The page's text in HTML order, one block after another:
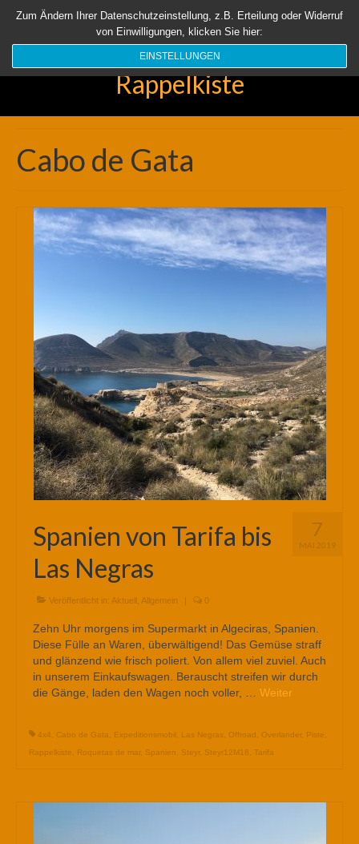
Startseite Aktuell Über uns Unsere Rappelkiste Länder
Suchen
Rappelkiste
Cabo de Gata
7
MAI 2019
Spanien von Tarifa bis
Las Negras
Veröffentlicht in: Aktuell Allgemein | 0
Zehn Uhr morgens im Supermarkt in Algeciras, Spanien.
Diese Fülle an Waren, überwältigend! Das Gemüse straff
und glänzend wie frisch poliert. Von allem viel zuviel. Auch
in unserem Einkaufswagen. Berauscht streifen wir durch
die Gänge, laden den Wagen noch voller, … Weiter
4x4 Cabo de Gata Expeditionsmobil Las Negras Offroad Overlander, Piste
Rappelkiste
Roquetas de mar, Spanien Steyr, Steyr12M18 Tarifa
Zum Ändern Ihrer Datenschutzeinstellung, z.B. Erteilung oder Widerruf
von Einwilligungen, klicken Sie hier:
EINSTELLUNGEN